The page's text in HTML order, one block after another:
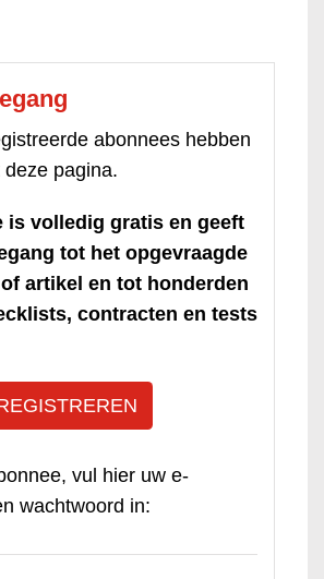
abonnees hebben
pagina.
is volledig gratis en geeft
tot het opgevraagde
artikel en tot honderden
contracten en tests
vul hier uw e-
wachtwoord in: